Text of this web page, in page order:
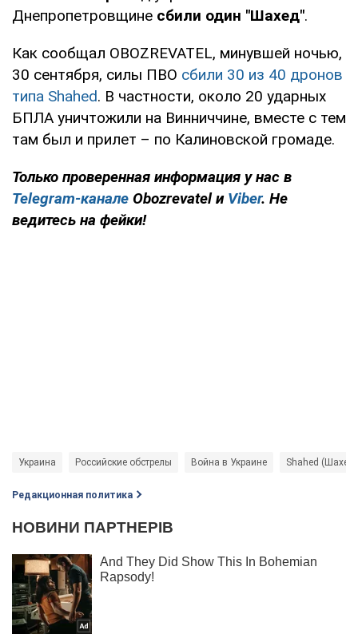
Днепропетровщине сбили один "Шахед".
Как сообщал OBOZREVATEL, минувшей ночью,
30 сентября, силы ПВО сбили 30 из 40 дронов
типа Shahed. В частности, около 20 ударных
БПЛА уничтожили на Винниччине, вместе с тем
там был и прилет – по Калиновской громаде.
Только проверенная информация у нас в
Telegram-канале Obozrevatel и Viber. Не
ведитесь на фейки!
Украина Российские обстрелы Война в Украине Shahed (Шахед)
Редакционная политика